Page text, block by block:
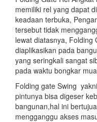
memiliki rel yang dapat
keadaan terbuka,
tersebut tidak
lewat diatasnya, Folding
diaplikasikan pada
yang seringkali sangat
pada waktu bongkar
Folding gate Swing
pintunya bisa digeser
bangunan,hal ini
mengganggu akses